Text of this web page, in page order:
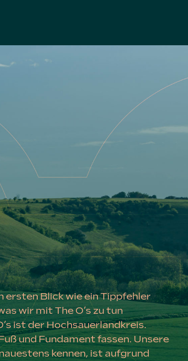
ersten Blick wie ein Tippfehler
wir mit The O’s zu tun
ist der Hochsauerlandkreis.
und Fundament fassen. Unsere
kennen, ist aufgrund